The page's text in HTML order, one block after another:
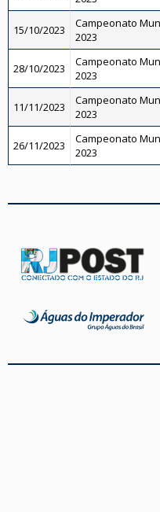
15/10/2023
Campeonato
2023
28/10/2023
Campeonato
2023
11/11/2023
Campeonato
2023
26/11/2023
Campeonato
2023